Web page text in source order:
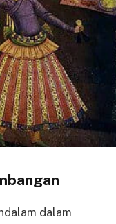
dalam